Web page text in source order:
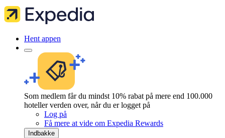
Hent appen
Som medlem får du mindst 10% rabat på mere end 100.000
hoteller verden over, når du er logget på
Log på
Få mere at vide om Expedia Rewards
Indbakke